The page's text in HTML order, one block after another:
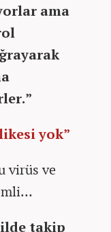
ama
yok”
virüs ve
takip